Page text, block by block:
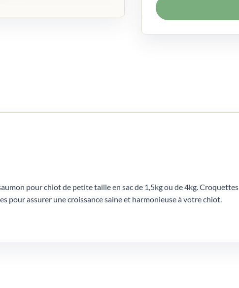
pour chiot de petite taille en sac de 1,5kg ou de 4kg. Croquettes
pour assurer une croissance saine et harmonieuse à votre chiot.